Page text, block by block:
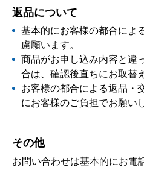
返品について
基本的にお客様の都合によ
慮願います。
商品がお申し込み内容と違
合は、確認後直ちにお取替
お客様の都合による返品・
にお客様のご負担でお願い
その他
お問い合わせは基本的にお電